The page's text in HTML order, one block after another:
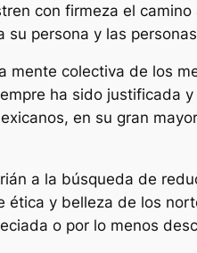
con firmeza el
persona y las
colectiva de los
ha sido justificada
en su gran
a la búsqueda de
y belleza de los
o por lo menos